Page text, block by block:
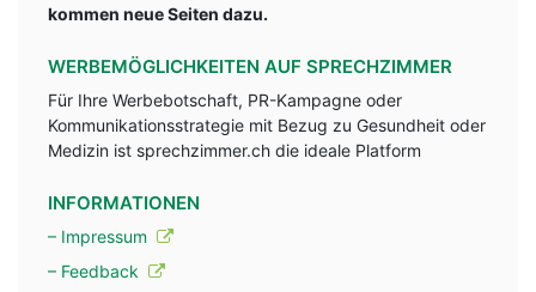
kommen neue Seiten dazu.
WERBEMÖGLICHKEITEN AUF SPRECHZIMMER
Für Ihre Werbebotschaft, PR-Kampagne oder
Kommunikationsstrategie mit Bezug zu Gesundheit oder
Medizin ist sprechzimmer.ch die ideale Platform
INFORMATIONEN
– Impressum
– Feedback